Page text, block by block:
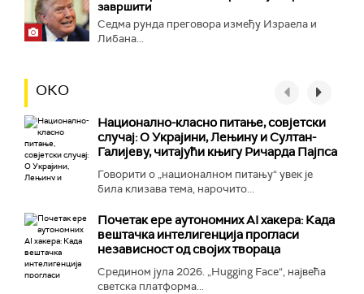
завршити
Седма рунда преговора између Израела и
Либана...
ОКО
Национално-класнo питање, совјетски
случај: О Украјини, Лењину и Султан-
Галијеву, читајући књигу Ричарда Пајпса
Говорити о „националном питању“ увек је
била клизава тема, нарочито...
Почетак ере аутономних AI хакера: Када
вештачка интелигенција прогласи
независност од својих твораца
Средином јула 2026. „Hugging Face“, највећа
светска платформа...